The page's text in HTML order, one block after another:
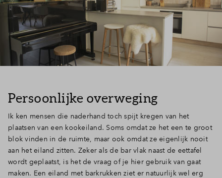
Persoonlijke overweging
Ik ken mensen die naderhand toch spijt kregen van het
plaatsen van een kookeiland. Soms omdat ze het een te groot
blok vinden in de ruimte, maar ook omdat ze eigenlijk nooit
aan het eiland zitten. Zeker als de bar vlak naast de eettafel
wordt geplaatst, is het de vraag of je hier gebruik van gaat
maken. Een eiland met barkrukken ziet er natuurlijk wel erg